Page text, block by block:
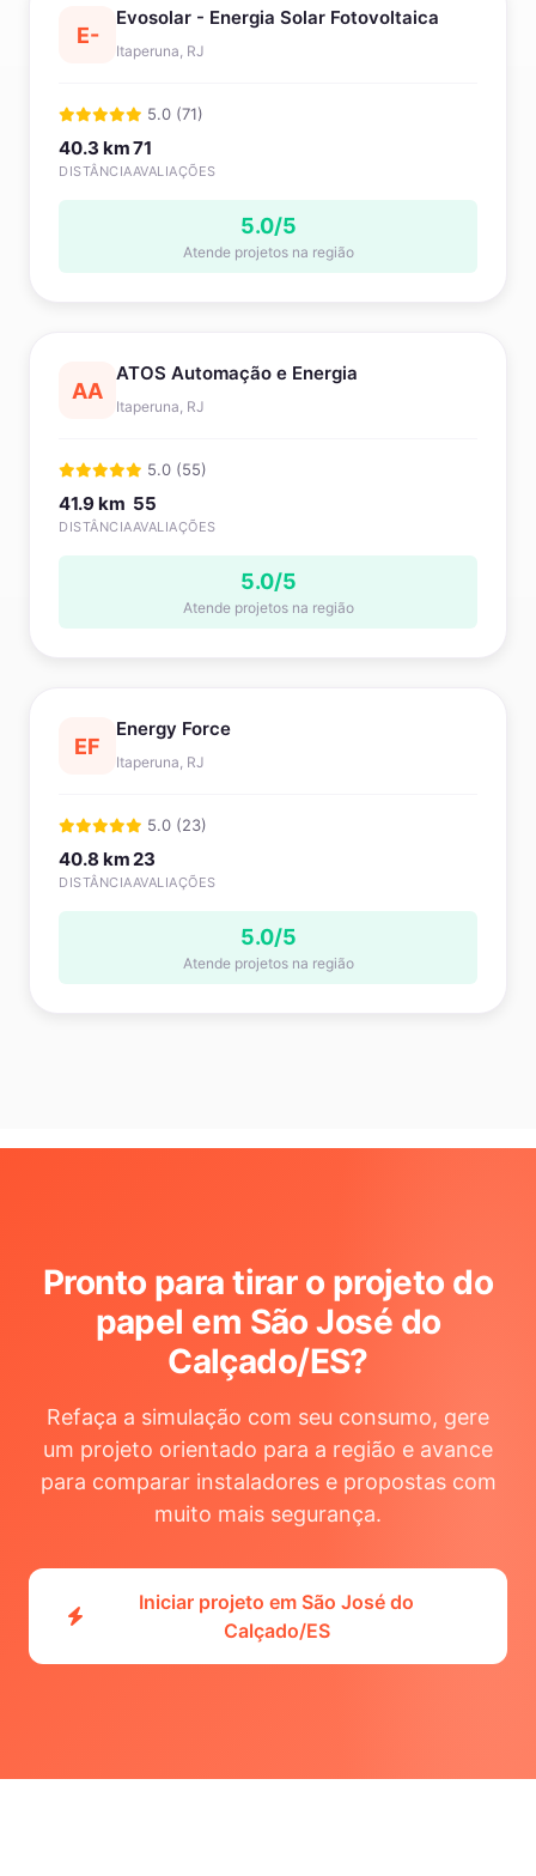
E-
Evosolar - Energia Solar Fotovoltaica
Itaperuna, RJ
5.0 (71)
40.3 km
DISTÂNCIA
71
AVALIAÇÕES
5.0/5
Atende projetos na região
AA
ATOS Automação e Energia
Itaperuna, RJ
5.0 (55)
41.9 km
DISTÂNCIA
55
AVALIAÇÕES
5.0/5
Atende projetos na região
EF
Energy Force
Itaperuna, RJ
5.0 (23)
40.8 km
DISTÂNCIA
23
AVALIAÇÕES
5.0/5
Atende projetos na região
Pronto para tirar o projeto do
papel em São José do
Calçado/ES?
Refaça a simulação com seu consumo, gere
um projeto orientado para a região e avance
para comparar instaladores e propostas com
muito mais segurança.
Iniciar projeto em São José do
Calçado/ES